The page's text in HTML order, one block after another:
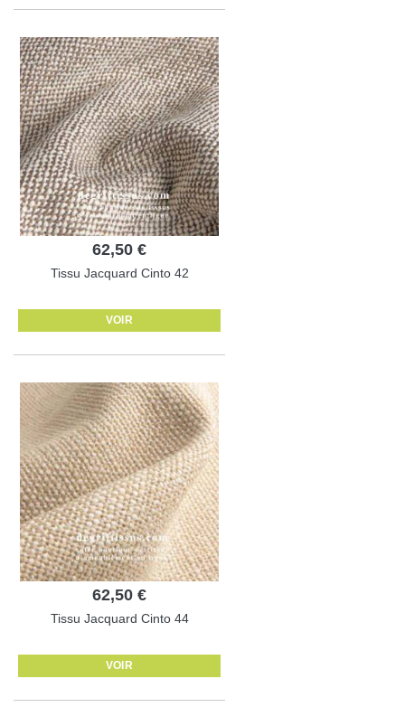
62,50 €
Tissu Jacquard Cinto 42
VOIR
62,50 €
Tissu Jacquard Cinto 44
VOIR